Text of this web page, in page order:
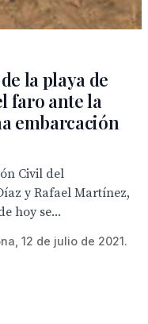
la playa de
faro ante la
embarcación
Civil del
y Rafael Martínez,
hoy se...
12 de julio de 2021.